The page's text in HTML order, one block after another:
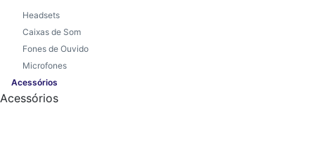
Headsets
Caixas de Som
Fones de Ouvido
Microfones
Acessórios
Acessórios